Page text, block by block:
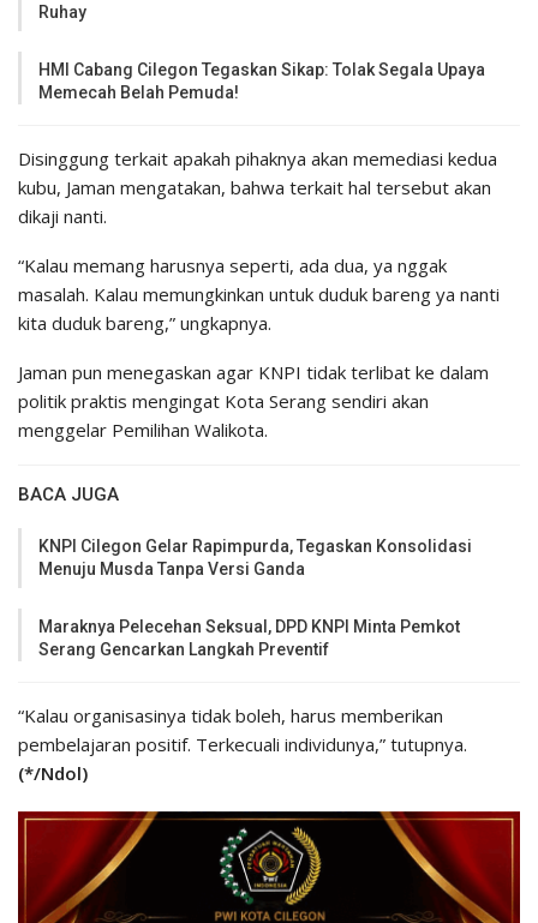
Ruhay
HMI Cabang Cilegon Tegaskan Sikap: Tolak Segala Upaya
Memecah Belah Pemuda!
Disinggung terkait apakah pihaknya akan memediasi kedua
kubu, Jaman mengatakan, bahwa terkait hal tersebut akan
dikaji nanti.
“Kalau memang harusnya seperti, ada dua, ya nggak
masalah. Kalau memungkinkan untuk duduk bareng ya nanti
kita duduk bareng,” ungkapnya.
Jaman pun menegaskan agar KNPI tidak terlibat ke dalam
politik praktis mengingat Kota Serang sendiri akan
menggelar Pemilihan Walikota.
BACA JUGA
KNPI Cilegon Gelar Rapimpurda, Tegaskan Konsolidasi
Menuju Musda Tanpa Versi Ganda
Maraknya Pelecehan Seksual, DPD KNPI Minta Pemkot
Serang Gencarkan Langkah Preventif
“Kalau organisasinya tidak boleh, harus memberikan
pembelajaran positif. Terkecuali individunya,” tutupnya.
(*/Ndol)